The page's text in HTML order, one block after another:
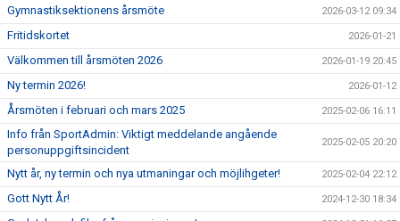
Gymnastiksektionens årsmöte 2026-03-12 09:34
Fritidskortet 2026-01-21
Välkommen till årsmöten 2026 2026-01-19 20:45
Ny termin 2026! 2026-01-12
Årsmöten i februari och mars 2025 2025-02-06 16:11
Info från SportAdmin: Viktigt meddelande angående
personuppgiftsincident
2025-02-05 20:20
Nytt år, ny termin och nya utmaningar och möjlihgeter! 2025-02-04 22:12
Gott Nytt År! 2024-12-30 18:34